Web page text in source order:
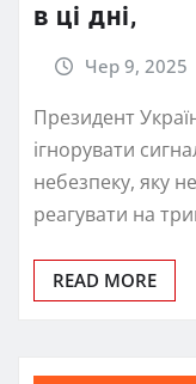
в ці дні,
Чер 9, 2025
Президент
ігнорувати
небезпеку, яку
реагувати на
READ MORE